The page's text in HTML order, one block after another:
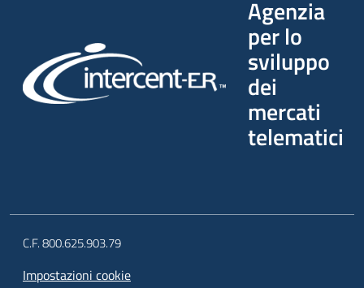
Agenzia
per lo
sviluppo
dei
mercati
telematici
C.F. 800.625.903.79
Impostazioni cookie